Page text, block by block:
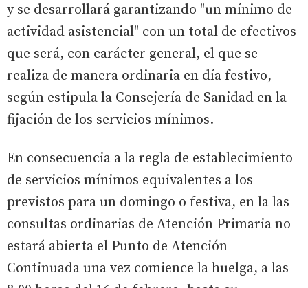
y se desarrollará garantizando "un mínimo de
actividad asistencial" con un total de efectivos
que será, con carácter general, el que se
realiza de manera ordinaria en día festivo,
según estipula la Consejería de Sanidad en la
fijación de los servicios mínimos.
En consecuencia a la regla de establecimiento
de servicios mínimos equivalentes a los
previstos para un domingo o festiva, en la las
consultas ordinarias de Atención Primaria no
estará abierta el Punto de Atención
Continuada una vez comience la huelga, a las